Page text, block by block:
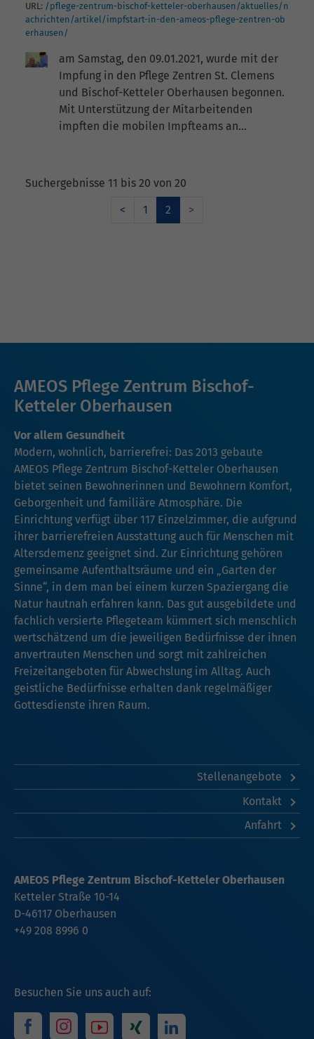
URL: /pflege-zentrum-bischof-ketteler-oberhausen/aktuelles/n
achrichten/artikel/impfstart-in-den-ameos-pflege-zentren-ob
erhausen/
am Samstag, den 09.01.2021, wurde mit der
Impfung in den Pflege Zentren St. Clemens
und Bischof-Ketteler Oberhausen begonnen.
Mit Unterstützung der Mitarbeitenden
impften die mobilen Impfteams an…
Suchergebnisse 11 bis 20 von 20
<
1 2 >
AMEOS Pflege Zentrum Bischof-
Ketteler Oberhausen
Vor allem Gesundheit
Modern, wohnlich, barrierefrei: Das 2013 gebaute
AMEOS Pflege Zentrum Bischof-Ketteler Oberhausen
bietet seinen Bewohnerinnen und Bewohnern Komfort,
Geborgenheit und familiäre Atmosphäre. Die
Einrichtung verfügt über 117 Einzelzimmer, die aufgrund
ihrer barrierefreien Ausstattung auch für Menschen mit
Altersdemenz geeignet sind. Zur Einrichtung gehören
gemeinsame Aufenthaltsräume und ein „Garten der
Sinne“, in dem man bei einem kurzen Spaziergang die
Natur hautnah erfahren kann. Das gut ausgebildete und
fachlich versierte Pflegeteam kümmert sich menschlich
wertschätzend um die jeweiligen Bedürfnisse der ihnen
anvertrauten Menschen und sorgt mit zahlreichen
Freizeitangeboten für Abwechslung im Alltag. Auch
geistliche Bedürfnisse erhalten dank regelmäßiger
Gottesdienste ihren Raum.
Stellenangebote
Kontakt
Anfahrt
Besuchen Sie uns auch auf:
AMEOS Pflege Zentrum Bischof-Ketteler Oberhausen
Ketteler Straße 10-14
D-46117 Oberhausen
+49 208 8996 0